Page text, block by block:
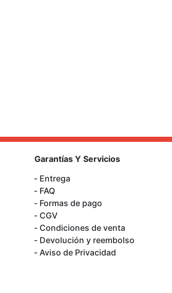
Garantías Y Servicios
Entrega
FAQ
Formas de pago
CGV
Condiciones de venta
Devolución y reembolso
Aviso de Privacidad